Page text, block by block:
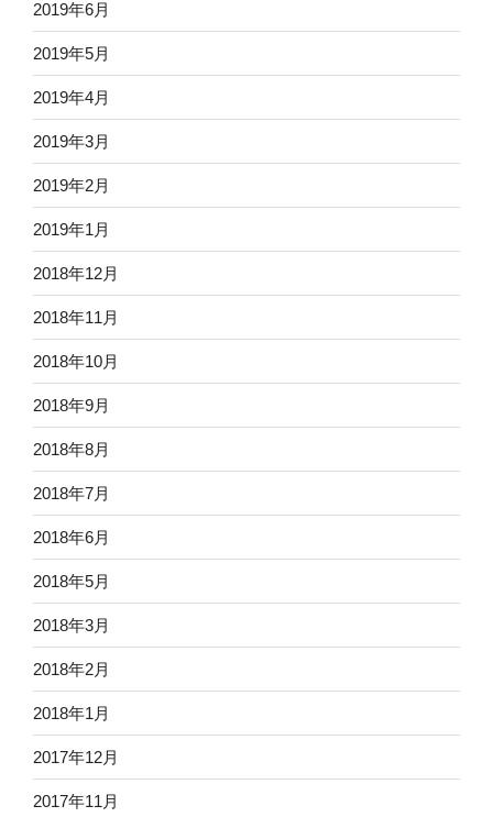
2019年6月
2019年5月
2019年4月
2019年3月
2019年2月
2019年1月
2018年12月
2018年11月
2018年10月
2018年9月
2018年8月
2018年7月
2018年6月
2018年5月
2018年3月
2018年2月
2018年1月
2017年12月
2017年11月